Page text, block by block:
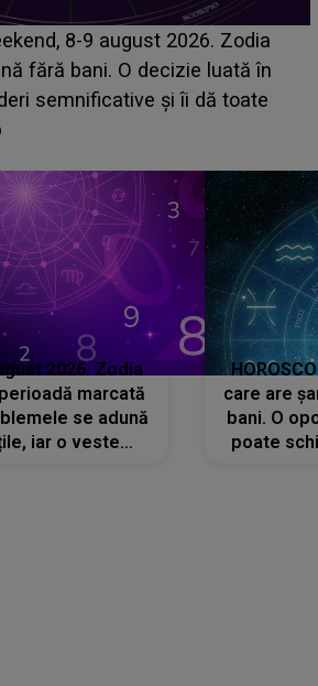
DETALIU ASCUNS până
concurentul din Casa Iubirii
NEAȘTEPTATĂ despre mama
față, eu nu te iubesc pentru
2026. Zodia
marcată
se adună
iar o veste
care are
bani. O
poate